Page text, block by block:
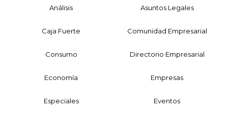
Análisis Asuntos Legales
Caja Fuerte Comunidad Empresarial
Consumo Directorio Empresarial
Economía Empresas
Especiales Eventos